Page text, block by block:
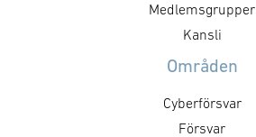
positioner inom cyberområdet,
att besluta om kommande
samt att nätverka mellan
Målsättningen är att det ska …
Medlemsgrupper
Kansli
Områden
Cyberförsvar
Försvar